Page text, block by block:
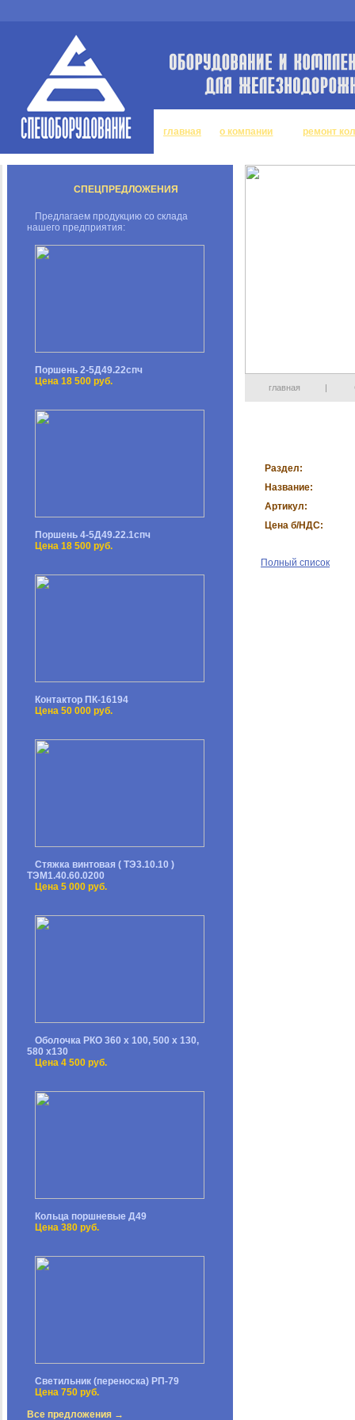
главная о компании ремонт
СПЕЦПРЕДЛОЖЕНИЯ
Предлагаем продукцию со склада
нашего предприятия:
Поршень 2-5Д49.22спч
Цена 18 500 руб.
Поршень 4-5Д49.22.1спч
Цена 18 500 руб.
Контактор ПК-16194
Цена 50 000 руб.
Стяжка винтовая ( ТЭ3.10.10 )
ТЭМ1.40.60.0200
Цена 5 000 руб.
Оболочка РКО 360 х 100, 500 х 130,
580 х130
Цена 4 500 руб.
Кольца поршневые Д49
Цена 380 руб.
Светильник (переноска) РП-79
Цена 750 руб.
Все предложения →
главная |
Раздел:
Название:
Артикул:
Цена б/НДС:
Полный список